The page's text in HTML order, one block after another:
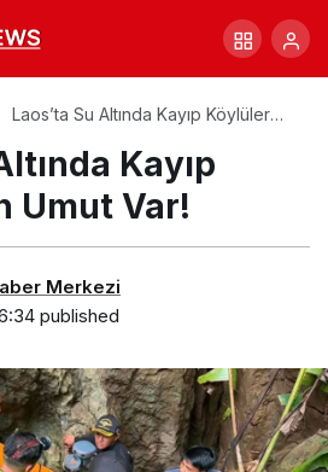
Laos’ta Su Altında Kayıp Köylüler
Kayıp
Umut Var!
Merkezi
published
Raporu: Mükemmel Ama Kilo